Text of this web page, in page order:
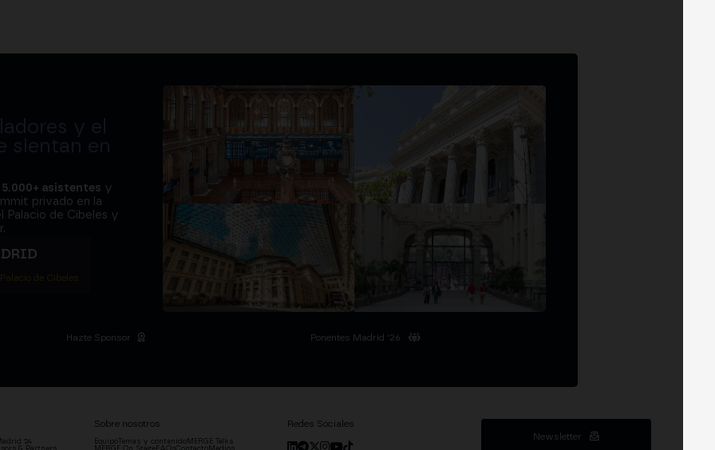
y el
sientan en
5.000+ asistentes y
privado en la
Palacio de Cibeles y
de Cibeles
Hazte Sponsor Ponentes Madrid '26
'24
Sobre nosotros
EquipoTemas y contenidoMERGE Talks
Redes Sociales
Newsletter